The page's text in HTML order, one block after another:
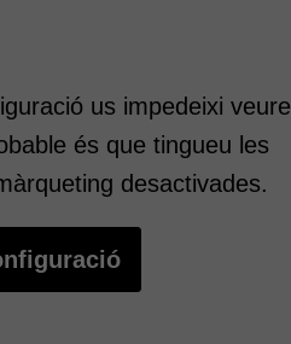
us impedeixi veure
és que tingueu les
desactivades.